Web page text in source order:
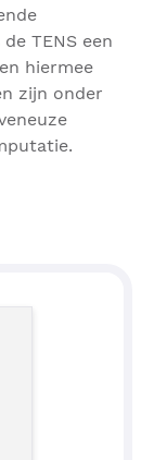
TENS een
hiermee
zijn onder